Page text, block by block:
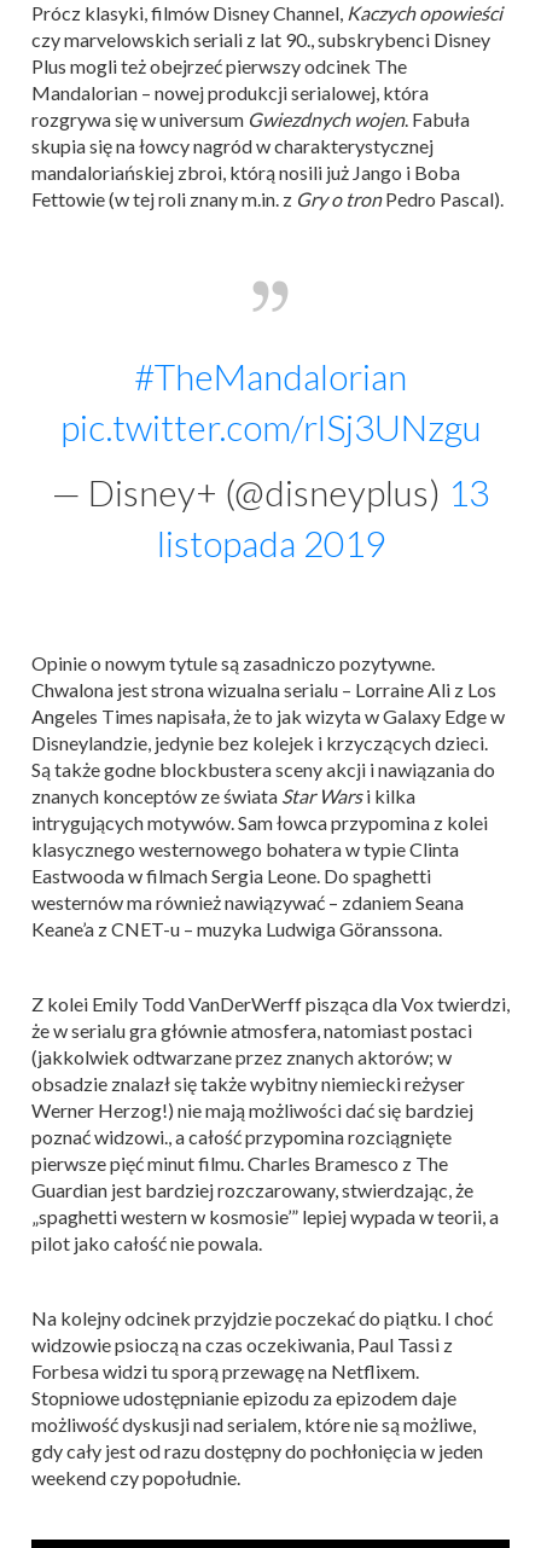
Prócz klasyki, filmów Disney Channel, Kaczych opowieści
czy marvelowskich seriali z lat 90., subskrybenci Disney
Plus mogli też obejrzeć pierwszy odcinek The
Mandalorian – nowej produkcji serialowej, która
rozgrywa się w universum Gwiezdnych wojen. Fabuła
skupia się na łowcy nagród w charakterystycznej
mandaloriańskiej zbroi, którą nosili już Jango i Boba
Fettowie (w tej roli znany m.in. z Gry o tronPedro Pascal).
#TheMandalorian
pic.twitter.com/rlSj3UNzgu
— Disney+ (@disneyplus) 13
listopada 2019
Opinie o nowym tytule są zasadniczo pozytywne.
Chwalona jest strona wizualna serialu – Lorraine Ali z Los
Angeles Times napisała, że to jak wizyta w Galaxy Edge w
Disneylandzie, jedynie bez kolejek i krzyczących dzieci.
Są także godne blockbustera sceny akcji i nawiązania do
znanych konceptów ze świata Star Warsi kilka
intrygujących motywów. Sam łowca przypomina z kolei
klasycznego westernowego bohatera w typie Clinta
Eastwooda w filmach Sergia Leone. Do spaghetti
westernów ma również nawiązywać – zdaniem Seana
Keane’a z CNET-u – muzyka Ludwiga Göranssona.
Z kolei Emily Todd VanDerWerff pisząca dla Vox twierdzi,
że w serialu gra głównie atmosfera, natomiast postaci
(jakkolwiek odtwarzane przez znanych aktorów; w
obsadzie znalazł się także wybitny niemiecki reżyser
Werner Herzog!) nie mają możliwości dać się bardziej
poznać widzowi., a całość przypomina rozciągnięte
pierwsze pięć minut filmu. Charles Bramesco z The
Guardian jest bardziej rozczarowany, stwierdzając, że
„spaghetti western w kosmosie’” lepiej wypada w teorii, a
pilot jako całość nie powala.
Na kolejny odcinek przyjdzie poczekać do piątku. I choć
widzowie psioczą na czas oczekiwania, Paul Tassi z
Forbesa widzi tu sporą przewagę na Netflixem.
Stopniowe udostępnianie epizodu za epizodem daje
możliwość dyskusji nad serialem, które nie są możliwe,
gdy cały jest od razu dostępny do pochłonięcia w jeden
weekend czy popołudnie.